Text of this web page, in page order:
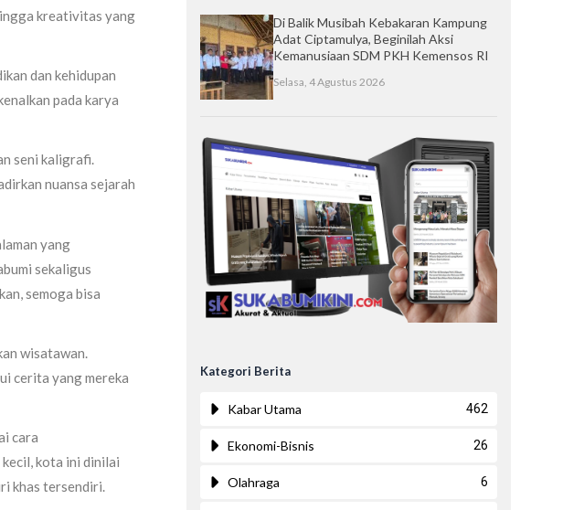
kreativitas yang
dan kehidupan
pada karya
seni kaligrafi.
nuansa sejarah
yang
sekaligus
semoga bisa
wisatawan.
cerita yang mereka
cara
kota ini dinilai
khas tersendiri.
Di Balik Musibah Kebakaran Kampung
Adat Ciptamulya, Beginilah Aksi
Kemanusiaan SDM PKH Kemensos RI
Selasa, 4 Agustus 2026
Kategori Berita
Kabar Utama 462
Ekonomi-Bisnis 26
Olahraga 6